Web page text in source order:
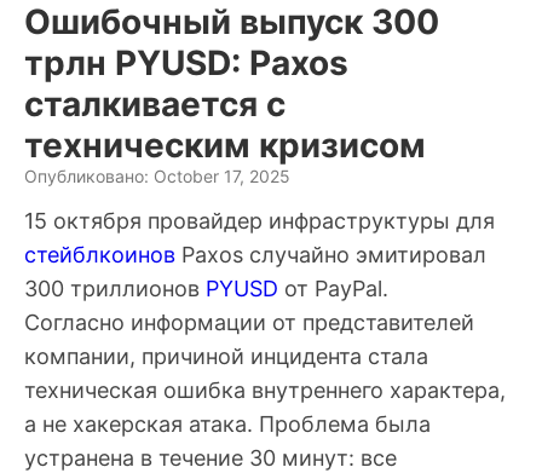
Ошибочный выпуск 300
трлн PYUSD: Paxos
сталкивается с
техническим кризисом
Опубликовано: October 17, 2025
15 октября провайдер инфраструктуры для
стейблкоинов Paxos случайно эмитировал
300 триллионов PYUSD от PayPal.
Согласно информации от представителей
компании, причиной инцидента стала
техническая ошибка внутреннего характера,
а не хакерская атака. Проблема была
устранена в течение 30 минут: все